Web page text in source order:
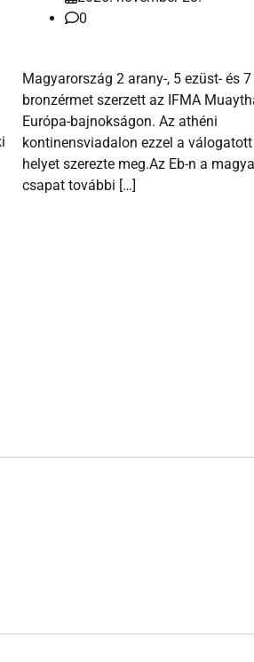
0
Magyarország 2 arany-, 5 ezüst- és 7
bronzérmet szerzett az IFMA
Európa-bajnokságon. Az athéni
kontinensviadalon ezzel a
helyet szerezte meg.Az Eb-n a
csapat további […]